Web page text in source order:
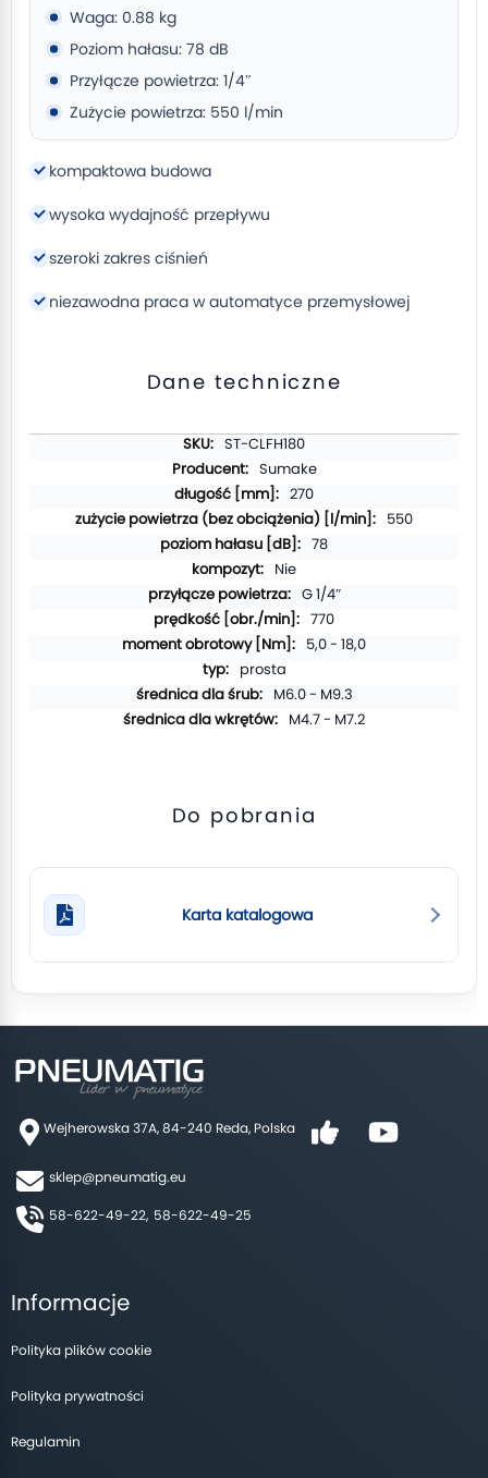
Waga: 0.88 kg
Poziom hałasu: 78 dB
Przyłącze powietrza: 1/4″
Zużycie powietrza: 550 l/min
kompaktowa budowa
wysoka wydajność przepływu
szeroki zakres ciśnień
niezawodna praca w automatyce przemysłowej
Dane techniczne
ST-CLFH180
Sumake
270
550
78
Nie
G 1/4″
770
5,0 - 18,0
prosta
M6.0 - M9.3
M4.7 - M7.2
Do pobrania
Karta katalogowa
Wejherowska 37A, 84-240 Reda, Polska
sklep@pneumatig.eu
58-622-49-22, 58-622-49-25
Informacje
Polityka plików cookie
Polityka prywatności
Regulamin